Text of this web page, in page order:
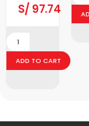
S/ 97.74
ADD TO CART